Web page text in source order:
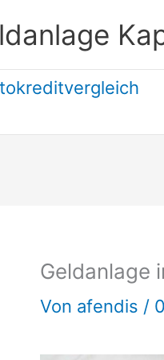
Suchen
Geldanlage
Von afendis /